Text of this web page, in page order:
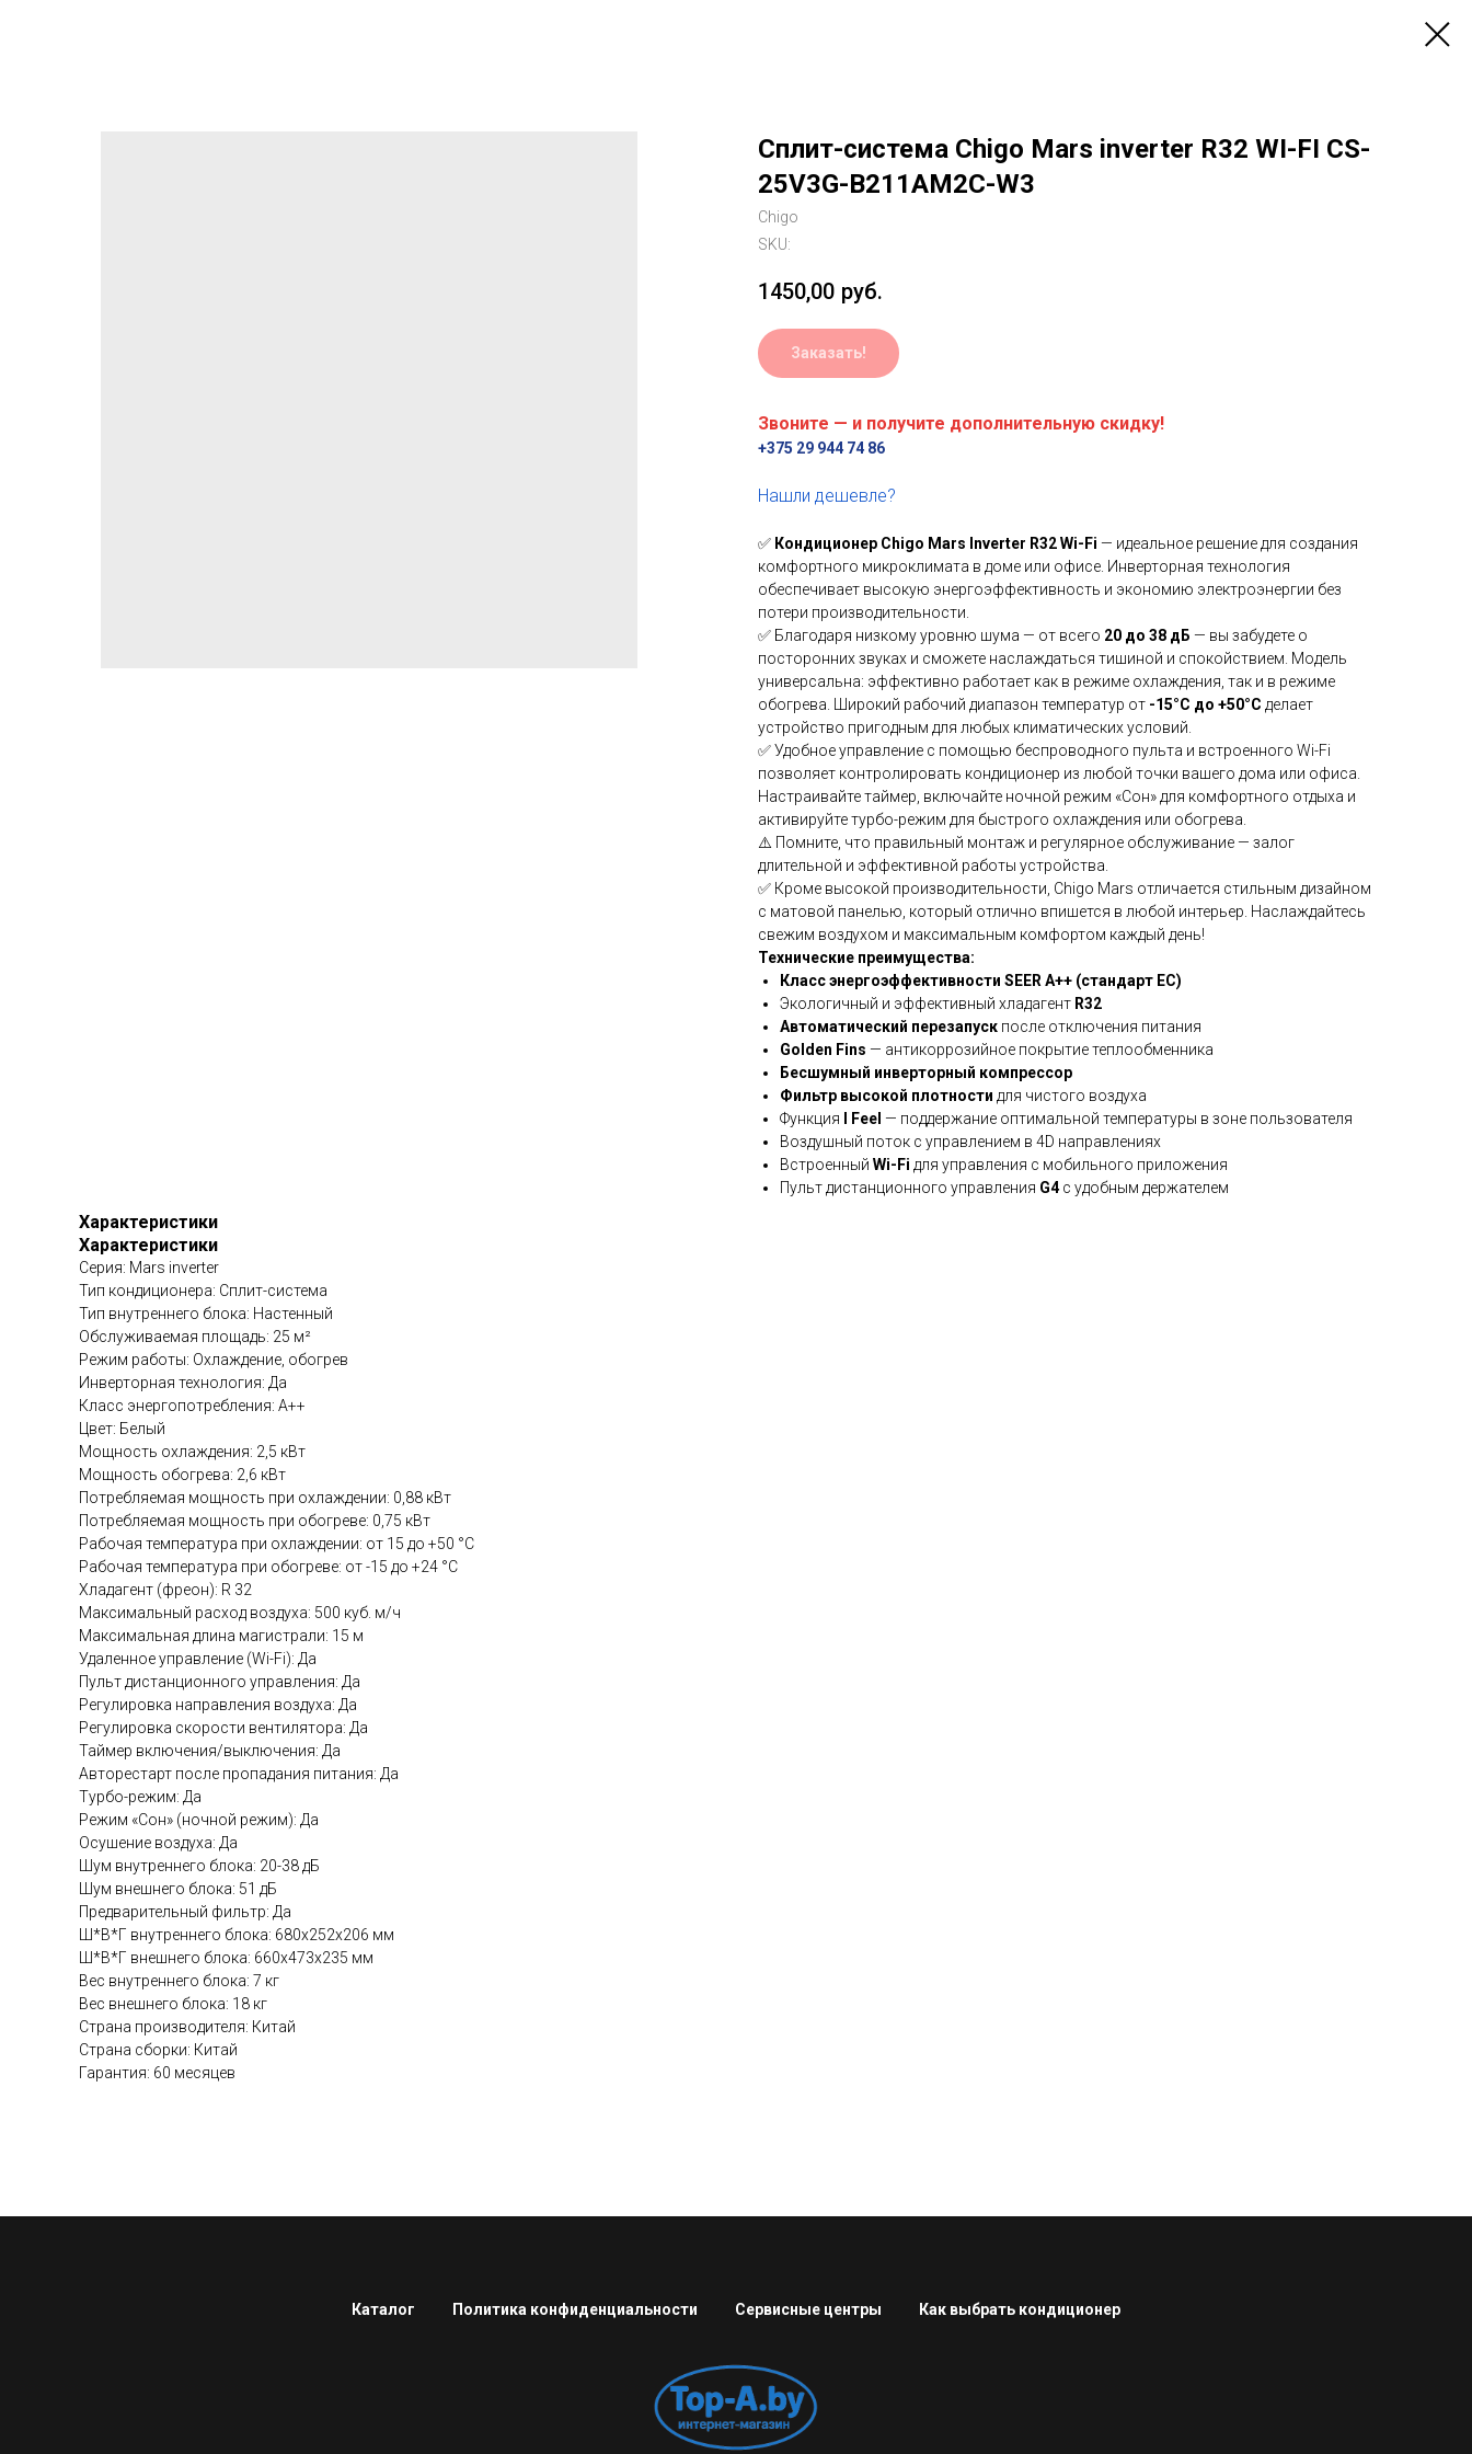
Сплит-система Chigo Mars inverter R32 WI-FI CS-
25V3G-B211AM2C-W3
Chigo
SKU:
1450,00 руб.
Заказать!
Звоните — и получите дополнительную скидку!
+375 29 944 74 86
Нашли дешевле?
✅ Кондиционер Chigo Mars Inverter R32 Wi-Fi — идеальное решение для создания
комфортного микроклимата в доме или офисе. Инверторная технология
обеспечивает высокую энергоэффективность и экономию электроэнергии без
потери производительности.
✅ Благодаря низкому уровню шума — от всего 20 до 38 дБ — вы забудете о
посторонних звуках и сможете наслаждаться тишиной и спокойствием. Модель
универсальна: эффективно работает как в режиме охлаждения, так и в режиме
обогрева. Широкий рабочий диапазон температур от -15°C до +50°C делает
устройство пригодным для любых климатических условий.
✅ Удобное управление с помощью беспроводного пульта и встроенного Wi-Fi
позволяет контролировать кондиционер из любой точки вашего дома или офиса.
Настраивайте таймер, включайте ночной режим «Сон» для комфортного отдыха и
активируйте турбо-режим для быстрого охлаждения или обогрева.
⚠️ Помните, что правильный монтаж и регулярное обслуживание — залог
длительной и эффективной работы устройства.
✅ Кроме высокой производительности, Chigo Mars отличается стильным дизайном
с матовой панелью, который отлично впишется в любой интерьер. Наслаждайтесь
свежим воздухом и максимальным комфортом каждый день!
Технические преимущества:
Класс энергоэффективности SEER A++ (стандарт ЕС)
Экологичный и эффективный хладагент R32
Автоматический перезапуск после отключения питания
Golden Fins — антикоррозийное покрытие теплообменника
Бесшумный инверторный компрессор
Фильтр высокой плотности для чистого воздуха
Функция
I Feel — поддержание оптимальной температуры в зоне пользователя
Воздушный поток с управлением в 4D направлениях
Встроенный Wi-Fi для управления с мобильного приложения
Пульт дистанционного управления G4с удобным держателем
Характеристики
Характеристики
Серия: Mars inverter
Тип кондиционера: Сплит-система
Тип внутреннего блока: Настенный
Обслуживаемая площадь: 25 м²
Режим работы: Охлаждение, обогрев
Инверторная технология: Да
Класс энергопотребления: A++
Цвет: Белый
Мощность охлаждения: 2,5 кВт
Мощность обогрева: 2,6 кВт
Потребляемая мощность при охлаждении: 0,88 кВт
Потребляемая мощность при обогреве: 0,75 кВт
Рабочая температура при охлаждении: от 15 до +50 °C
Рабочая температура при обогреве: от -15 до +24 °C
Хладагент (фреон): R 32
Максимальный расход воздуха: 500 куб. м/ч
Максимальная длина магистрали: 15 м
Удаленное управление (Wi-Fi): Да
Пульт дистанционного управления: Да
Регулировка направления воздуха: Да
Регулировка скорости вентилятора: Да
Таймер включения/выключения: Да
Авторестарт после пропадания питания: Да
Турбо-режим: Да
Режим «Сон» (ночной режим): Да
Осушение воздуха: Да
Шум внутреннего блока: 20-38 дБ
Шум внешнего блока: 51 дБ
Предварительный фильтр: Да
Ш*В*Г внутреннего блока: 680х252х206 мм
Ш*В*Г внешнего блока: 660х473х235 мм
Вес внутреннего блока: 7 кг
Вес внешнего блока: 18 кг
Страна производителя: Китай
Страна сборки: Китай
Гарантия: 60 месяцев
Каталог Политика конфиденциальности Сервисные центры Как выбрать кондиционер